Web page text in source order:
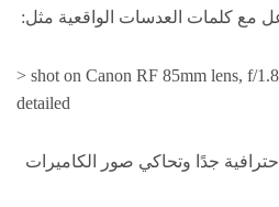
مع كلمات العدسات الواقعية مثل:
> shot on Canon RF 85mm lens, f/
detailed
جدًا وتحاكي صور الكاميرات